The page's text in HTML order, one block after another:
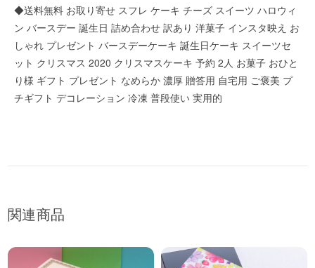
◆送料無料 お取り寄せ スフレ ケーキ チーズ スイーツ ハロウィ
ン バースデー 誕生日 詰め合わせ 訳あり 洋菓子 インスタ映え お
しゃれ プレゼント バースデーケーキ 誕生日ケーキ スイーツセ
ット クリスマス 2020 クリスマスケーキ 予約 2人 お菓子 おひと
り様 ギフト プレゼント なめらか 濃厚 贈答用 自宅用 ご褒美 プ
チギフト デコレーション 冷凍 普段使い 実用的
関連商品